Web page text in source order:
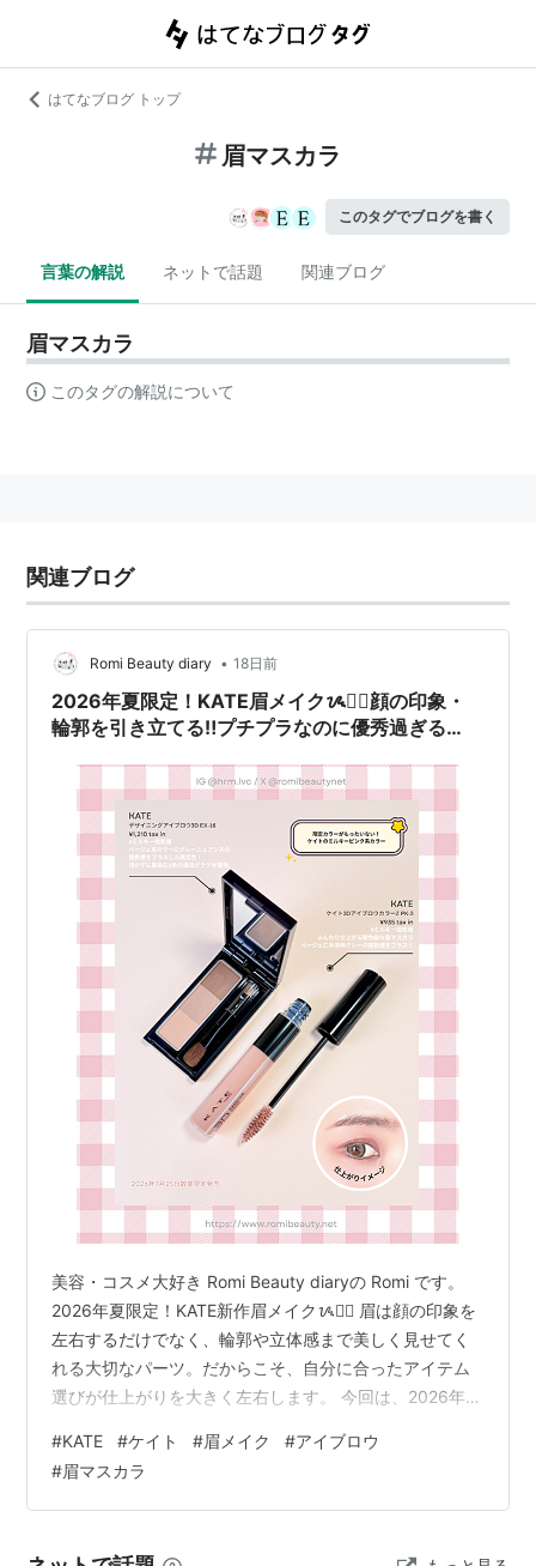
はてなブログ トップ
眉マスカラ
このタグでブログを書く
言葉の解説 ネットで話題 関連ブログ
眉マスカラ
このタグの解説について
関連ブログ
Romi Beauty diary • 18日前
2026年夏限定！KATE眉メイクᝰ✍🏻顔の印象・
輪郭を引き立てる‼️プチプラなのに優秀過ぎる
美容・コスメ大好き Romi Beauty diaryの Romi です。
2026年夏限定！KATE新作眉メイクᝰ✍🏻 眉は顔の印象を
左右するだけでなく、輪郭や立体感まで美しく見せてく
れる大切なパーツ。だからこそ、自分に合ったアイテム
選びが仕上がりを大きく左右します。 今回は、2026年夏
使用感など、詳しくご紹介します。 プチプラとは思えな
いクオリティで、いつもの眉メイクをアップデートした
い方は必見です♡ 目次 ケイト デザイニングアイブロウ
#KATE #ケイト #眉メイク #アイブロウ
#眉マスカラ